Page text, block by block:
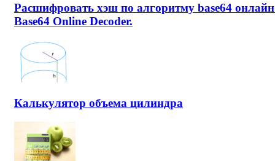
Расшифровать хэш по алгоритму base64
Base64 Online Decoder.
Калькулятор объема цилиндра